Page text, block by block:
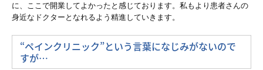
労務支援
訪問インタビュー①
に、ここで開業してよかったと感じております。私もより患者さんの
身近なドクターとなれるよう精進していきます。
“ペインクリニック”という言葉になじみがないので
すが…